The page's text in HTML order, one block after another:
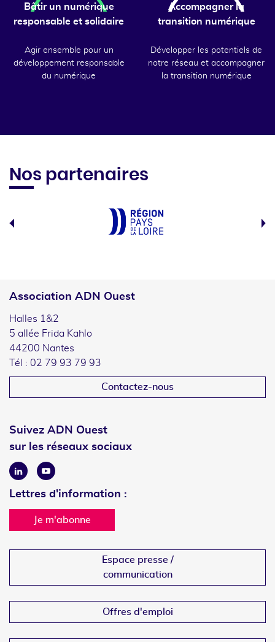
Bâtir un numérique
responsable et solidaire
Agir ensemble pour un
développement responsable
du numérique
Accompagner la
transition numérique
Développer les potentiels de
notre réseau et accompagner
la transition numérique
Nos partenaires
Association ADN Ouest
Halles 1&2
5 allée Frida Kahlo
44200 Nantes
Tél : 02 79 93 79 93
Contactez-nous
Suivez ADN Ouest
sur les réseaux sociaux
LinkedinYoutube
Lettres d'information :
Je m'abonne
Espace presse /
communication
Offres d'emploi